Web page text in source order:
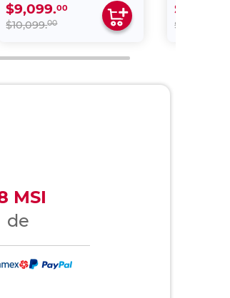
$9,099.00
$10,099.00
$3,049.
$4,399.
MSI
de